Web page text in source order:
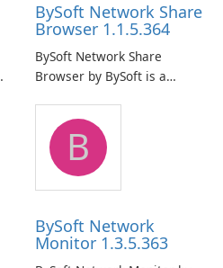
BySoft Network Share
Browser 1.1.5.364
BySoft Network Share
Browser by BySoft is a
application that allows users
to easily browse and manage
shared folders on their
network.
B
BySoft Network
Monitor 1.3.5.363